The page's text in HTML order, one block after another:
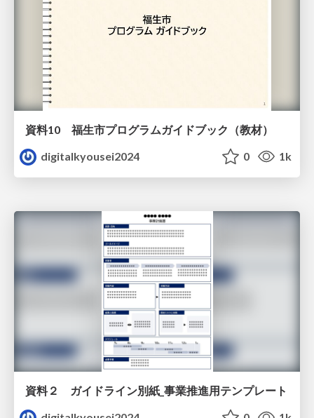
資料10 福生市プログラムガイドブック（教材）
digitalkyousei2024
0 1k
資料２ ガイドライン別紙_事業推進用テンプレート